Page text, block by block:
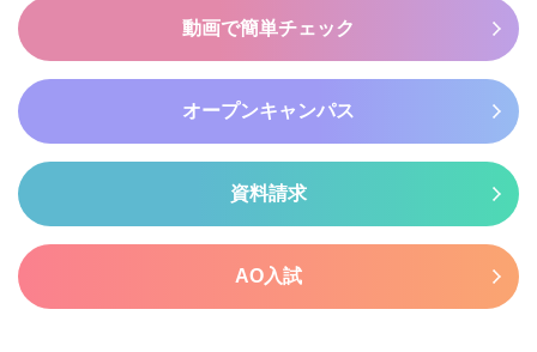
動画で簡単チェック
オープンキャンパス
資料請求
AO入試